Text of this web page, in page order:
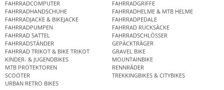
FAHRRADCOMPUTER
FAHRRADGRIFFE
FAHRRADHANDSCHUHE
FAHRRADHELME & MTB HELME
FAHRRADJACKE & BIKEJACKE
FAHRRADPEDALE
FAHRRADPUMPEN
FAHRRAD RUCKSÄCKE
FAHRRAD SATTEL
FAHRRADSCHLÖSSER
FAHRRADSTÄNDER
GEPÄCKTRÄGER
FAHRRAD TRIKOT & BIKE TRIKOT
GRAVEL BIKE
KINDER- & JUGENDBIKES
MOUNTAINBIKE
MTB PROTEKTOREN
RENNRÄDER
SCOOTER
TREKKINGBIKES & CITYBIKES
URBAN RETRO BIKES